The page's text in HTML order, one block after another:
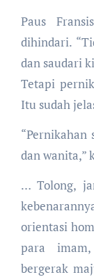
Paus
dihindari.
dan saudari
Tetapi
Itu sudah
“Pernikahan
dan wanita,”
… Tolong,
orientasi
para
bergerak